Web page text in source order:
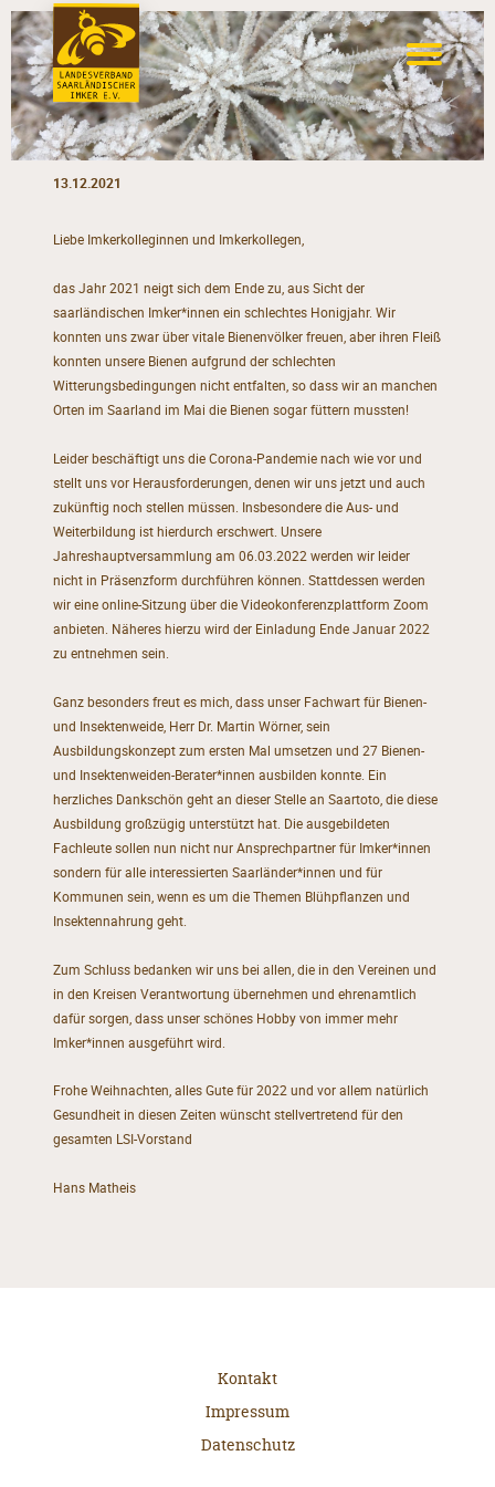
13.12.2021
Liebe Imkerkolleginnen und Imkerkollegen,
das Jahr 2021 neigt sich dem Ende zu, aus Sicht der
saarländischen Imker*innen ein schlechtes Honigjahr. Wir
konnten uns zwar über vitale Bienenvölker freuen, aber ihren Fleiß
konnten unsere Bienen aufgrund der schlechten
Witterungsbedingungen nicht entfalten, so dass wir an manchen
Orten im Saarland im Mai die Bienen sogar füttern mussten!
Leider beschäftigt uns die Corona-Pandemie nach wie vor und
stellt uns vor Herausforderungen, denen wir uns jetzt und auch
zukünftig noch stellen müssen. Insbesondere die Aus- und
Weiterbildung ist hierdurch erschwert. Unsere
Jahreshauptversammlung am 06.03.2022 werden wir leider
nicht in Präsenzform durchführen können. Stattdessen werden
wir eine online-Sitzung über die Videokonferenzplattform Zoom
anbieten. Näheres hierzu wird der Einladung Ende Januar 2022
zu entnehmen sein.
Ganz besonders freut es mich, dass unser Fachwart für Bienen-
und Insektenweide, Herr Dr. Martin Wörner, sein
Ausbildungskonzept zum ersten Mal umsetzen und 27 Bienen-
und Insektenweiden-Berater*innen ausbilden konnte. Ein
herzliches Dankschön geht an dieser Stelle an Saartoto, die diese
Ausbildung großzügig unterstützt hat. Die ausgebildeten
Fachleute sollen nun nicht nur Ansprechpartner für Imker*innen
sondern für alle interessierten Saarländer*innen und für
Kommunen sein, wenn es um die Themen Blühpflanzen und
Insektennahrung geht.
Zum Schluss bedanken wir uns bei allen, die in den Vereinen und
in den Kreisen Verantwortung übernehmen und ehrenamtlich
dafür sorgen, dass unser schönes Hobby von immer mehr
Imker*innen ausgeführt wird.
Frohe Weihnachten, alles Gute für 2022 und vor allem natürlich
Gesundheit in diesen Zeiten wünscht stellvertretend für den
gesamten LSI-Vorstand
Hans Matheis
Kontakt
Impressum
Datenschutz